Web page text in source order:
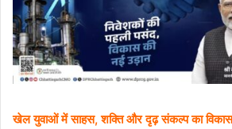
खेल युवाओं में साहस, शक्ति और दृढ़ संकल्प का